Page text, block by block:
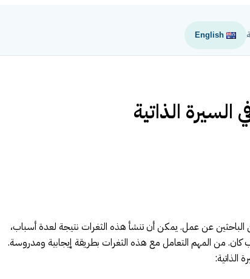
English
من الباحثين عن عمل. يمكن أن تنشأ هذه الثغرات نتيجة لعدة أسباب،
كان. من المهم التعامل مع هذه الثغرات بطريقة إيجابية ومدروسة.
الذاتية: